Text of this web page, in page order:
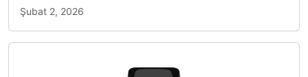
Şubat 2, 2026